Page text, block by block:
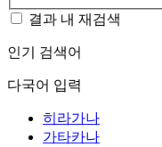
결과 내 재검색
인기 검색어
다국어 입력
히라가나
가타카나